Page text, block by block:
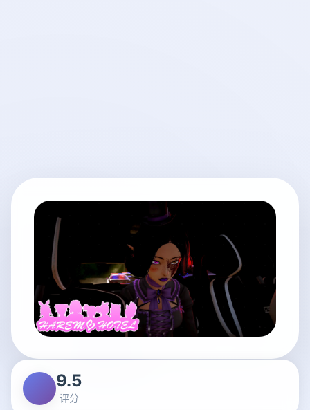
9.5
评分